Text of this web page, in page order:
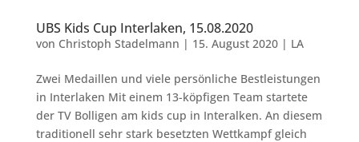
UBS Kids Cup Interlaken, 15.08.2020
von Christoph Stadelmann | 15. August 2020| LA
Zwei Medaillen und viele persönliche Bestleistungen
in Interlaken Mit einem 13-köpfigen Team startete
der TV Bolligen am kids cup in Interalken. An diesem
traditionell sehr stark besetzten Wettkampf gleich